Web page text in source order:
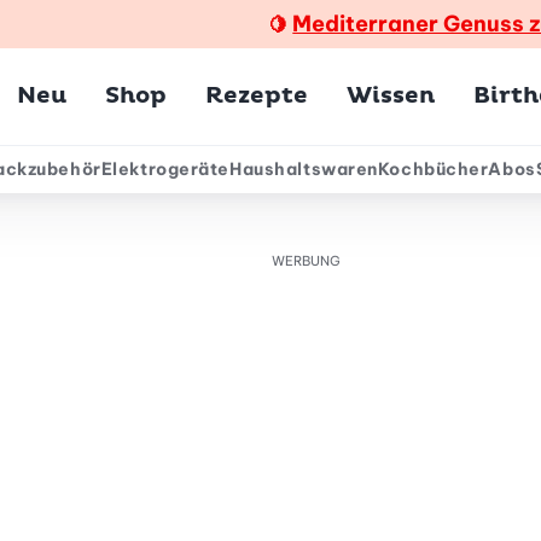
🍋 Mediterraner Genuss
Neu Shop Rezepte Wissen
ElektrogeräteHaushaltswarenKochbücherAbos
WERBUNG